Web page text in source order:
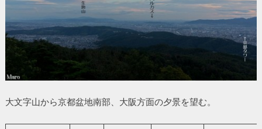
大文字山から京都盆地南部、大阪方面の夕景を望む。